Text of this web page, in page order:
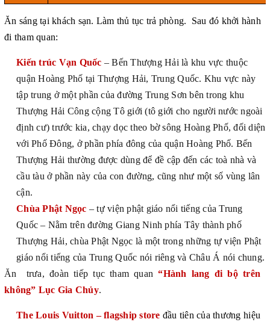
Ăn sáng tại khách sạn. Làm thủ tục trả phòng. Sau đó khởi hành
đi tham quan:
Kiến trúc Vạn Quốc – Bến Thượng Hải là khu vực thuộc
quận Hoàng Phố tại Thượng Hải, Trung Quốc. Khu vực này
tập trung ở một phần của đường Trung Sơn bên trong khu
Thượng Hải Công cộng Tô giới (tô giới cho người nước ngoài
địnhcư) trước kia, chạy dọc theo bờ sông Hoàng Phố, đối diện
với Phố Đông, ở phần phía đông của quận Hoàng Phố. Bến
Thượng Hải thường được dùng để đề cập đến các toà nhà và
cầu tàu ở phần này của con đường, cũng như một số vùng lân
cận.
Chùa Phật Ngọc – tự viện phật giáo nổi tiếng của Trung
Quốc – Nằm trên đường Giang Ninh phía Tây thành phố
Thượng Hải, chùa Phật Ngọc là một trong những tự viện Phật
giáo nổi tiếng của Trung Quốc nói riêng và Châu Á nói chung.
Ăn trưa, đoàn tiếp tục tham quan“Hành lang đi bộ trên
không” Lục Gia Chủy.
The Louis Vuitton – flagship store đầu tiên của thương hiệu